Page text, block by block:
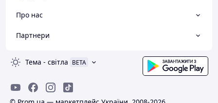
Про нас
Партнери
Тема - світла BETA